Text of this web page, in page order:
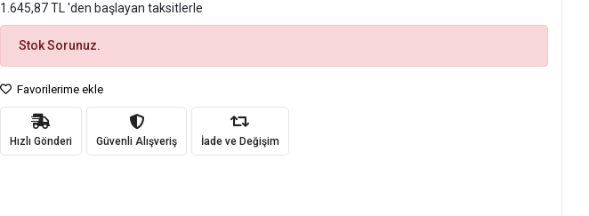
1.645,87 TL 'den başlayan taksitlerle
Stok Sorunuz.
Favorilerime ekle
Hızlı Gönderi Güvenli Alışveriş İade ve Değişim